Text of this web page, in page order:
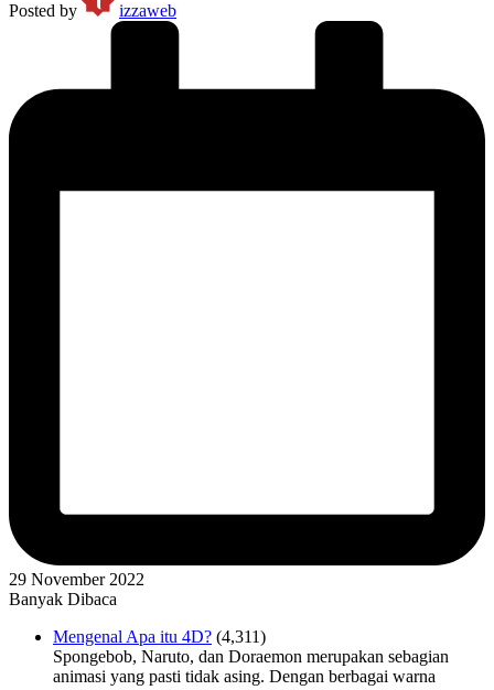
Posted by
izzaweb
29 November 2022
Banyak Dibaca
Mengenal Apa itu 4D? (4,311)
Spongebob, Naruto, dan Doraemon merupakan sebagian
animasi yang pasti tidak asing. Dengan berbagai warna